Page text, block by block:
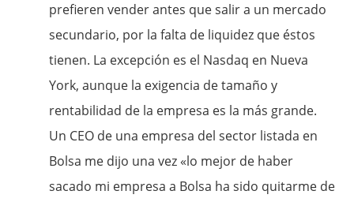
prefieren vender antes que salir a un mercado
secundario, por la falta de liquidez que éstos
tienen. La excepción es el Nasdaq en Nueva
York, aunque la exigencia de tamaño y
rentabilidad de la empresa es la más grande.
Un CEO de una empresa del sector listada en
Bolsa me dijo una vez «lo mejor de haber
sacado mi empresa a Bolsa ha sido quitarme de